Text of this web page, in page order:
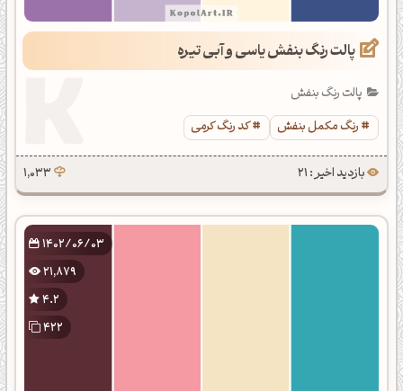
پالت رنگ بنفش یاسی و آبی تیره
پالت رنگ بنفش
رنگ مکمل بنفش
کد رنگ کرمی
بازدید اخیر : 21 1,033
1402/06/03
21,879
4.2
422